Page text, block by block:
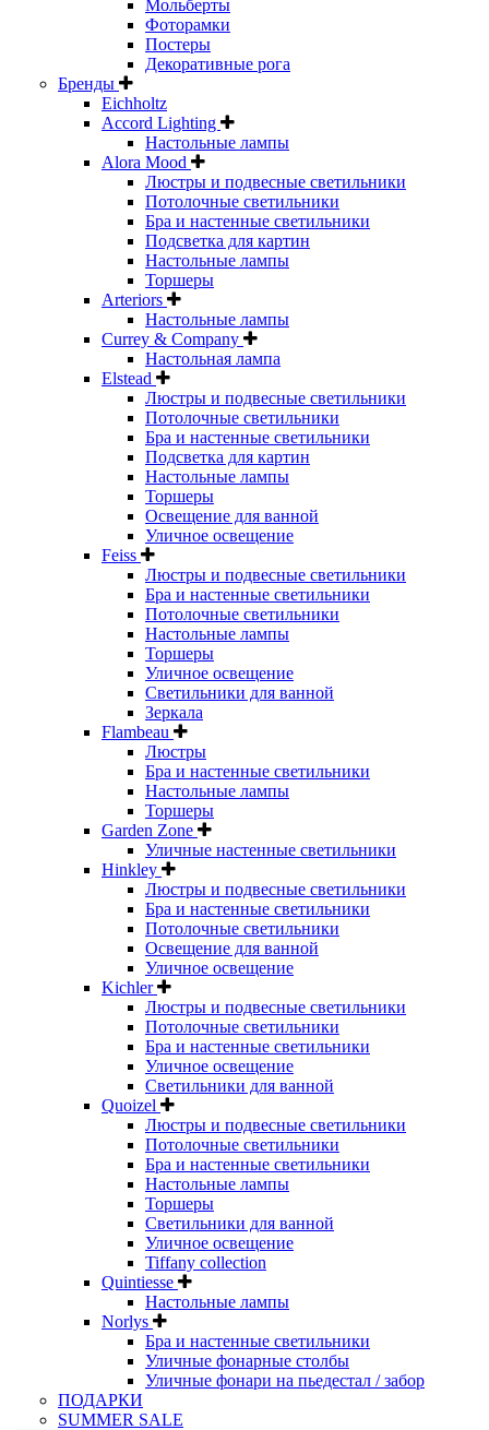
Мольберты
Фоторамки
Постеры
Декоративные рога
Бренды
Eichholtz
Accord Lighting
Настольные лампы
Alora Mood
Люстры и подвесные светильники
Потолочные светильники
Бра и настенные светильники
Подсветка для картин
Настольные лампы
Торшеры
Arteriors
Настольные лампы
Currey & Company
Настольная лампа
Elstead
Люстры и подвесные светильники
Потолочные светильники
Бра и настенные светильники
Подсветка для картин
Настольные лампы
Торшеры
Освещение для ванной
Уличное освещение
Feiss
Люстры и подвесные светильники
Бра и настенные светильники
Потолочные светильники
Настольные лампы
Торшеры
Уличное освещение
Светильники для ванной
Зеркала
Flambeau
Люстры
Бра и настенные светильники
Настольные лампы
Торшеры
Garden Zone
Уличные настенные светильники
Hinkley
Люстры и подвесные светильники
Бра и настенные светильники
Потолочные светильники
Освещение для ванной
Уличное освещение
Kichler
Люстры и подвесные светильники
Потолочные светильники
Бра и настенные светильники
Уличное освещение
Светильники для ванной
Quoizel
Люстры и подвесные светильники
Потолочные светильники
Бра и настенные светильники
Настольные лампы
Торшеры
Светильники для ванной
Уличное освещение
Tiffany collection
Quintiesse
Настольные лампы
Norlys
Бра и настенные светильники
Уличные фонарные столбы
Уличные фонари на пьедестал / забор
ПОДАРКИ
SUMMER SALE